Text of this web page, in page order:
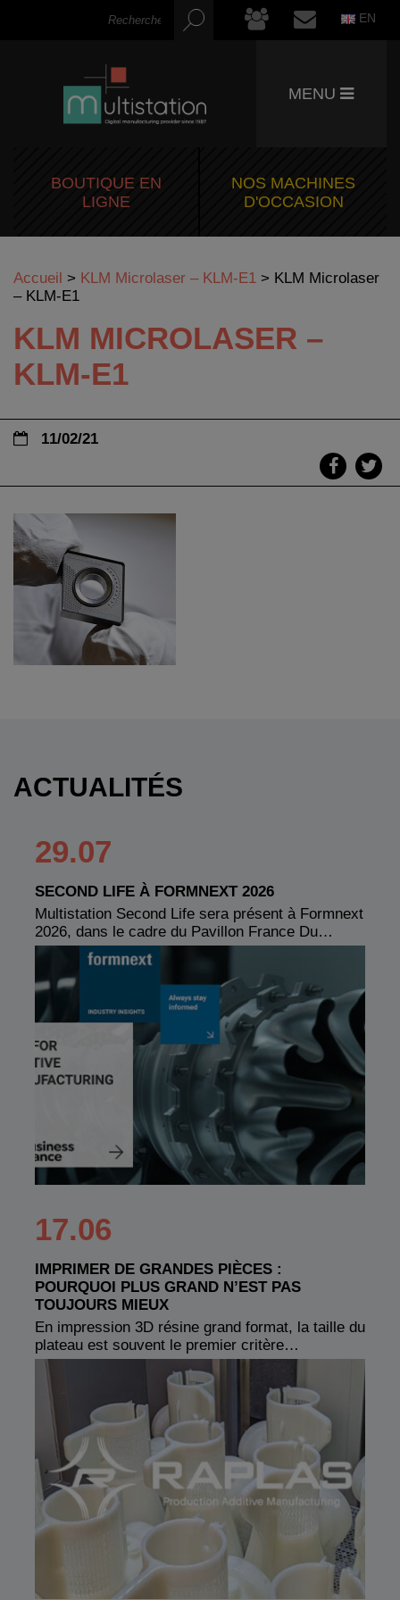
EN
MENU
BOUTIQUE EN
LIGNE
NOS MACHINES
D'OCCASION
Accueil > KLM Microlaser – KLM-E1 > KLM Microlaser
– KLM-E1
KLM MICROLASER –
KLM-E1
11/02/21
ACTUALITÉS
29.07
SECOND LIFE À FORMNEXT 2026
Multistation Second Life sera présent à Formnext
2026, dans le cadre du Pavillon France Du…
17.06
IMPRIMER DE GRANDES PIÈCES :
POURQUOI PLUS GRAND N’EST PAS
TOUJOURS MIEUX
En impression 3D résine grand format, la taille du
plateau est souvent le premier critère…